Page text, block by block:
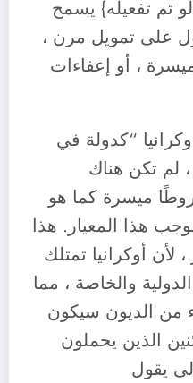
تم تفعيله} يسمح
على تمويل مرن ،
، أو إعفاءات
“كدولة في
، لم تكن هناك
ميسرة كما هو
هذا المعيار. هذا
أوكرانيا تمتلك
والخاصة ، مما
من الديون سيكون
الذين يحملون
يقول